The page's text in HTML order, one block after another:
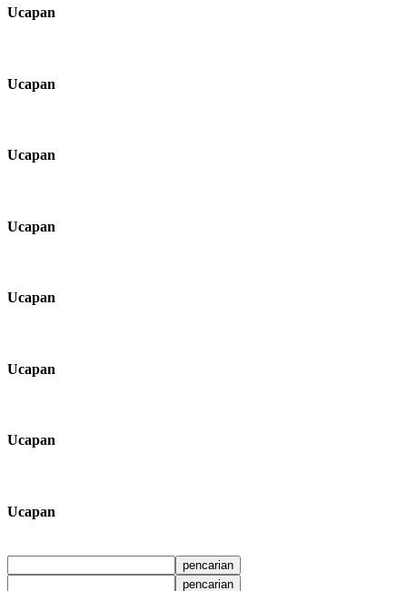
Ucapan
Ucapan
Ucapan
Ucapan
Ucapan
Ucapan
Ucapan
Ucapan